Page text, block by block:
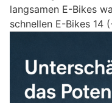
langsamen E-Bikes
schnellen E-Bikes 14